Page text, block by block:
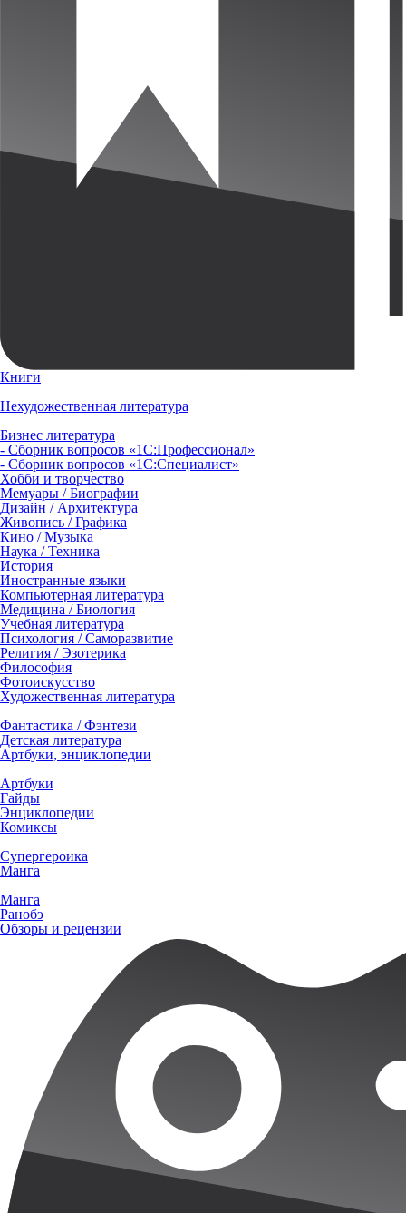
Книги
Нехудожественная литература
Бизнес литература
- Сборник вопросов «1С:Профессионал»
- Сборник вопросов «1С:Специалист»
Хобби и творчество
Мемуары / Биографии
Дизайн / Архитектура
Живопись / Графика
Кино / Музыка
Наука / Техника
История
Иностранные языки
Компьютерная литература
Медицина / Биология
Учебная литература
Психология / Саморазвитие
Религия / Эзотерика
Философия
Фотоискусство
Художественная литература
Фантастика / Фэнтези
Детская литература
Артбуки, энциклопедии
Артбуки
Гайды
Энциклопедии
Комиксы
Супергероика
Манга
Манга
Ранобэ
Обзоры и рецензии